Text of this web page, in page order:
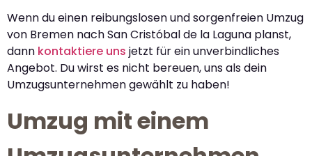
Wenn du einen reibungslosen und sorgenfreien Umzug
von Bremen nach San Cristóbal de la Laguna planst,
dann kontaktiere uns jetzt für ein unverbindliches
Angebot. Du wirst es nicht bereuen, uns als dein
Umzugsunternehmen gewählt zu haben!
Umzug mit einem